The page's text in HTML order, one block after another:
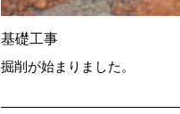
基礎工事
掘削が始まりました。